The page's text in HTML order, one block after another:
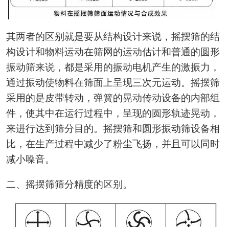
其两者的区别就是要从结构设计来说，摇摆筛的结
构设计和物料运动在筛网的运动估计和普通的圆形
振动筛来说，都是采用的振动电机产生的激振力，
通过振动使物料在筛面上呈现三次元运动。摇摆筛
采用的是皮带转动，弹簧的晃动传动设备的内部组
件，使其中在运行过程中，呈现的圆形轨迹晃动，
来进行达到筛分目的。摇摆筛和圆形振动筛设备相
比，在生产过程中减少了粉尘飞扬，并且可以同时
减小噪音。
二、摇摆筛筛分精度的区别。